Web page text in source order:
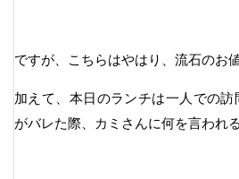
ですが、こちらはやはり、流石のお
加えて、本日のランチは一人での
がバレた際、カミさんに何を言われ